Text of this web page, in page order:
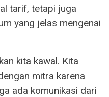
tarif, tetapi juga
yang jelas mengenai
kita kawal. Kita
mitra karena
ada komunikasi dari